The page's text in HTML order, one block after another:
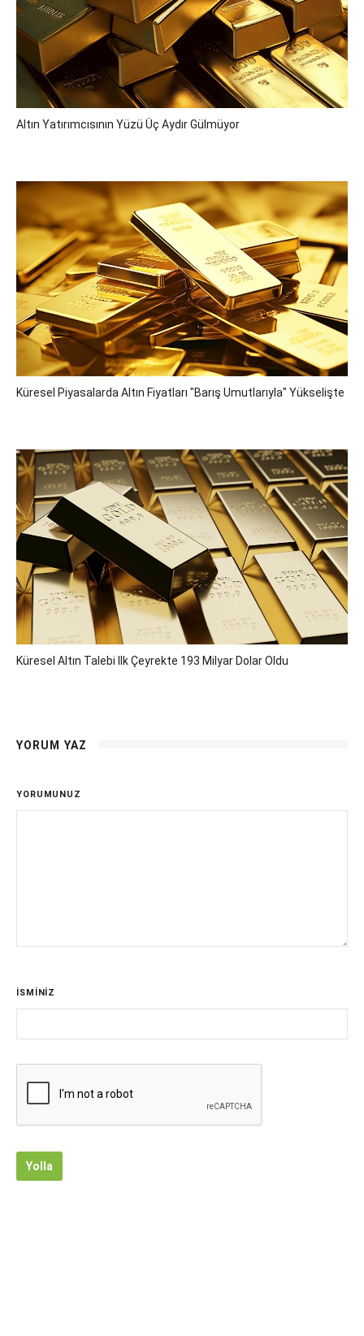
Altın Yatırımcısının Yüzü Üç Aydır Gülmüyor
Küresel Piyasalarda Altın Fiyatları "barış Umutlarıyla" Yükselişte
Küresel Altın Talebi Ilk Çeyrekte 193 Milyar Dolar Oldu
YORUM YAZ
YORUMUNUZ
İSMİNİZ
Yolla